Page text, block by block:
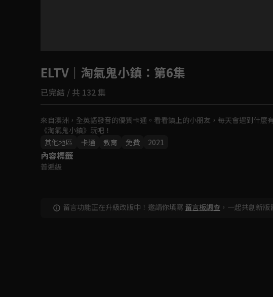
如有不便請見諒
回首頁
ELTV｜淘氣鬼小鎮 ：第6集
已完結 / 共 132 集
來自澳洲，全英語發音的優質卡通。看看鎮上的小朋友，每天會遇到什麼
《淘氣鬼小鎮》玩吧！
其他地區
卡通 教育 免費 2021
內容標籤
普遍級
留言功能正在升級改版中！邀請你填寫 留言板調查 ，一起共創新版